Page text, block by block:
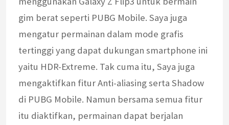
gim berat seperti PUBG Mobile. Saya juga
mengatur permainan dalam mode grafis
tertinggi yang dapat dukungan smartphone ini
yaitu HDR-Extreme. Tak cuma itu, Saya juga
mengaktifkan fitur Anti-aliasing serta Shadow
di PUBG Mobile. Namun bersama semua fitur
itu diaktifkan, permainan dapat berjalan